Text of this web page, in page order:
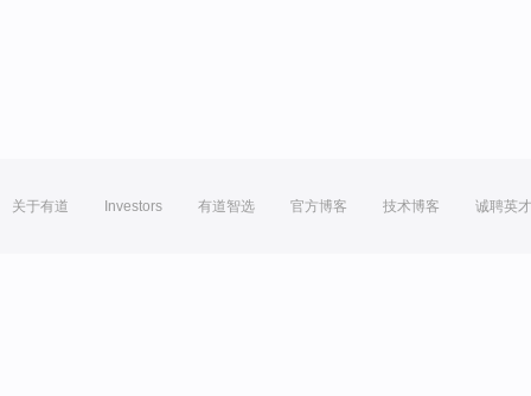
关于有道 Investors 有道智选 官方博客 技术博客 诚聘英才